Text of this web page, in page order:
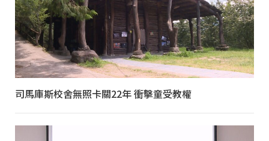
司馬庫斯校舍無照卡關22年 衝擊童受教權